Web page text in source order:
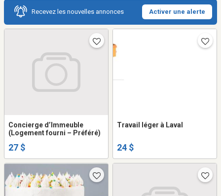
Recevez les nouvelles annonces Activer une alerte
Concierge d’Immeuble
(Logement fourni – Préféré)
27 $
Travail léger à Laval
24 $